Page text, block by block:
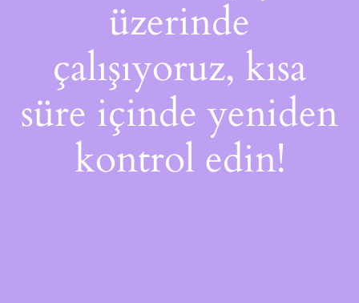
üzerinde
çalışıyoruz, kısa
süre içinde yeniden
kontrol edin!